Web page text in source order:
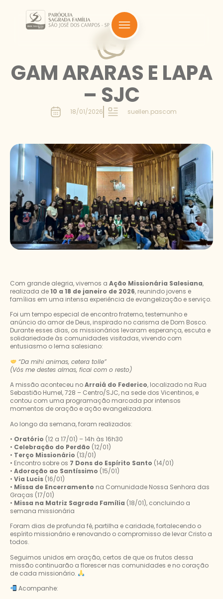
GAM ARARAS E LAPA
– SJC
18/01/2026 suellen.pascom
Com grande alegria, vivemos a Ação Missionária Salesiana,
realizada de10 a 18 de janeiro de 2026, reunindo jovens e
famílias em uma intensa experiência de evangelização e serviço.
Foi um tempo especial de encontro fraterno, testemunho e
anúncio do amor de Deus, inspirado no carisma de Dom Bosco.
Durante esses dias, os missionários levaram esperança, escuta e
solidariedade às comunidades visitadas, vivendo com
entusiasmo o lema salesiano:
“Da mihi animas, cetera tolle”
(Vós me destes almas, ficai com o resto)
A missão aconteceu noArraiá do Federico, localizado na Rua
Sebastião Humel, 728 – Centro/SJC, na sede dos Vicentinos, e
contou com uma programação marcada por intensos
momentos de oração e ação evangelizadora.
Ao longo da semana, foram realizados:
• Oratório (12 a 17/01) – 14h às 16h30
• Celebração do Perdão (12/01)
• Terço Missionário (13/01)
• Encontro sobre os 7 Dons do Espírito Santo (14/01)
• Adoração ao Santíssimo (15/01)
• Via Lucis (16/01)
• Missa de Encerramento na Comunidade Nossa Senhora das
Graças (17/01)
• Missa na Matriz Sagrada Família (18/01), concluindo a
semana missionária
Foram dias de profunda fé, partilha e caridade, fortalecendo o
espírito missionário e renovando o compromisso de levar Cristo a
todos.
Seguimos unidos em oração, certos de que os frutos dessa
missão continuarão a florescer nas comunidades e no coração
de cada missionário.
Acompanhe: